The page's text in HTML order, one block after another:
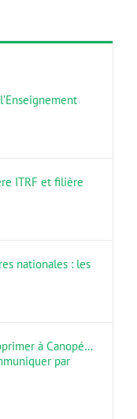
ITRF et filière
nationales : les
à Canopé…
par